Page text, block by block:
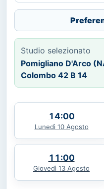
Studio selezionato
Pomigliano D'Arco
Colombo 42 B 14
14:00
Lunedì 10 Agosto
11:00
Giovedì 13 Agosto